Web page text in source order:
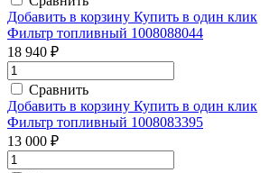
Добавить в корзину Купить в один клик
Фильтр топливный 1008088044
18 940 ₽
Сравнить
Добавить в корзину Купить в один клик
Фильтр топливный 1008083395
13 000 ₽